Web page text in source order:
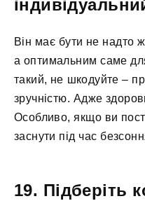
Він має бути не надто
а оптимальним саме
такий, не шкодуйте –
зручністю. Адже
Особливо, якщо ви
заснути під час
19. Підберіть